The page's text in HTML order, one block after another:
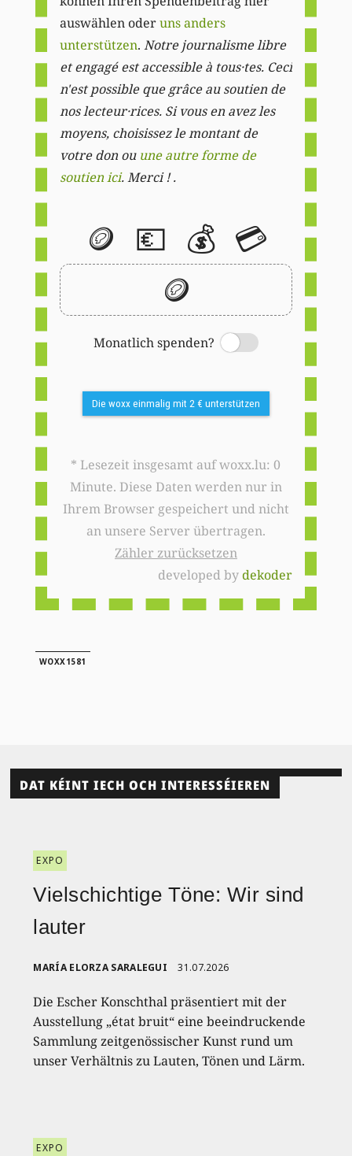
auswählen oderuns anders
unterstützen. Notre journalisme libre
et engagé est accessible à tous·tes. Ceci
n'est possible que grâce au soutien de
nos lecteur·rices. Si vous en avez les
moyens, choisissez le montant de
votre don ou une autre forme de
soutien ici. Merci ! .
🪙 💶 💰 💳
🪙
Monatlich spenden?
Switch
Die woxx einmalig mit 2 € unterstützen
* Lesezeit insgesamt auf woxx.lu: 0
Minute. Diese Daten werden nur in
Ihrem Browser gespeichert und nicht
an unsere Server übertragen.
Zähler zurücksetzen
developed bydekoder
WOXX1581
DAT KÉINT IECH OCH INTERESSÉIEREN
EXPO
Vielschichtige Töne: Wir sind
lauter
MARÍA ELORZA SARALEGUI 31.07.2026
Die Escher Konschthal präsentiert mit der
Ausstellung „état bruit“ eine beeindruckende
Sammlung zeitgenössischer Kunst rund um
unser Verhältnis zu Lauten, Tönen und Lärm.
EXPO